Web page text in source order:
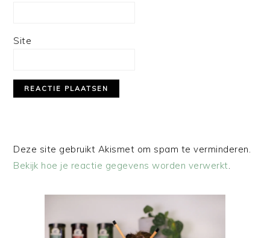
Site
Deze site gebruikt Akismet om spam te verminderen.
Bekijk hoe je reactie gegevens worden verwerkt